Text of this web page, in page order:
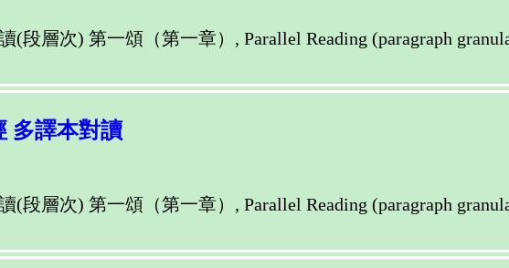
層次) 第一頌（第一章）, Parallel Reading (paragraph
多譯本對讀
層次) 第一頌（第一章）, Parallel Reading (paragraph